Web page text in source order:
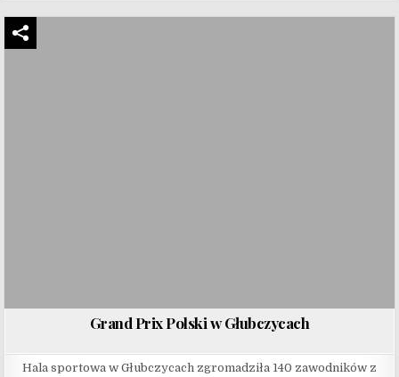
Grand Prix Polski w Głubczycach
Hala sportowa w Głubczycach zgromadziła 140 zawodników z